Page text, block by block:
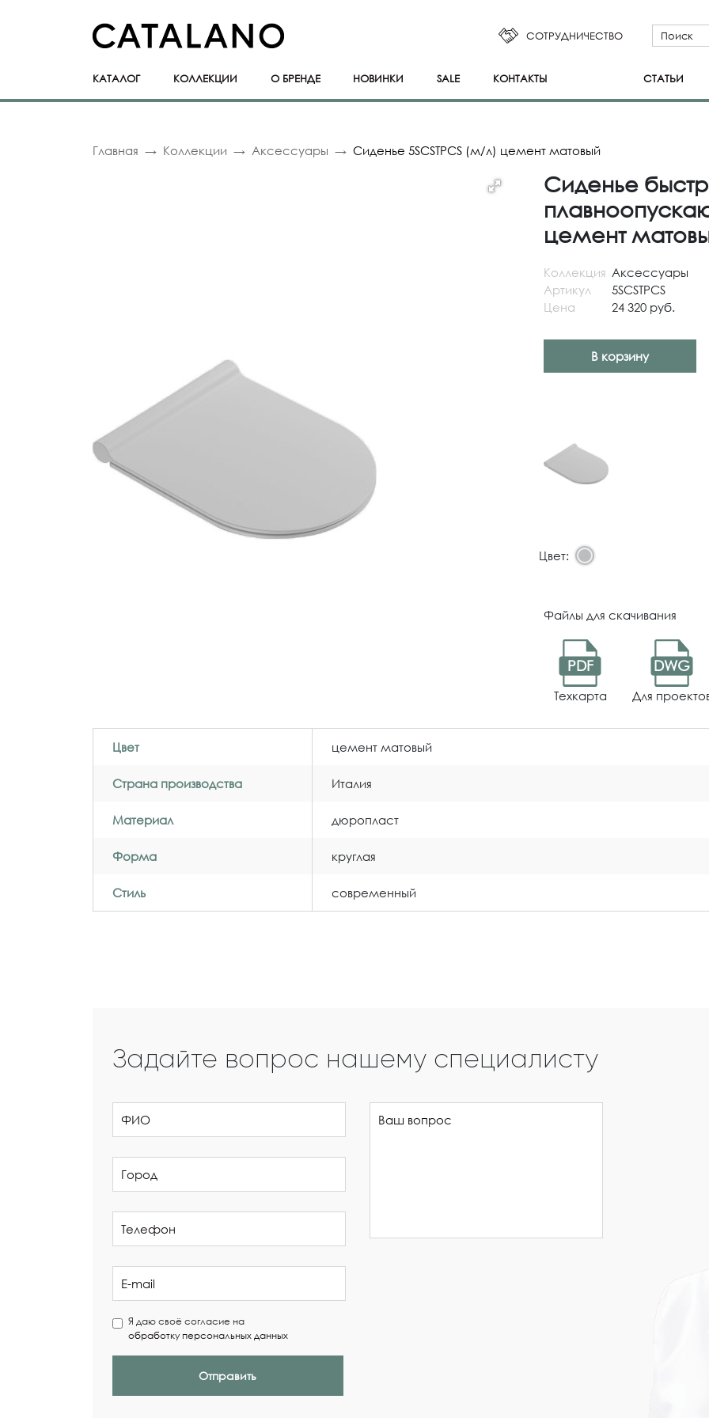
СОТРУДНИЧЕСТВО
КАТАЛОГ КОЛЛЕКЦИИ О БРЕНДЕ НОВИНКИ SALE КОНТАКТЫ СТАТЬИ
Главная Коллекции Аксессуары Сиденье 5SCSTPCS (м/л) цемент матовый
Сиденье
цемент
Коллекция Аксессуары
Артикул
5SCSTPCS
Цена
24 320 руб.
В корзину
Цвет:
Файлы для скачивания
PDF
Техкарта
DWG
Для
Цвет цемент матовый
Страна производства Италия
Материал дюропласт
Форма круглая
Стиль современный
Задайте вопрос нашему специалисту
Я даю своё согласие на
обработку персональных данных
Отправить